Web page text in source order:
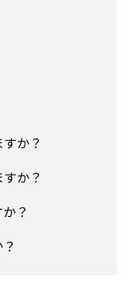
か？
か？
？